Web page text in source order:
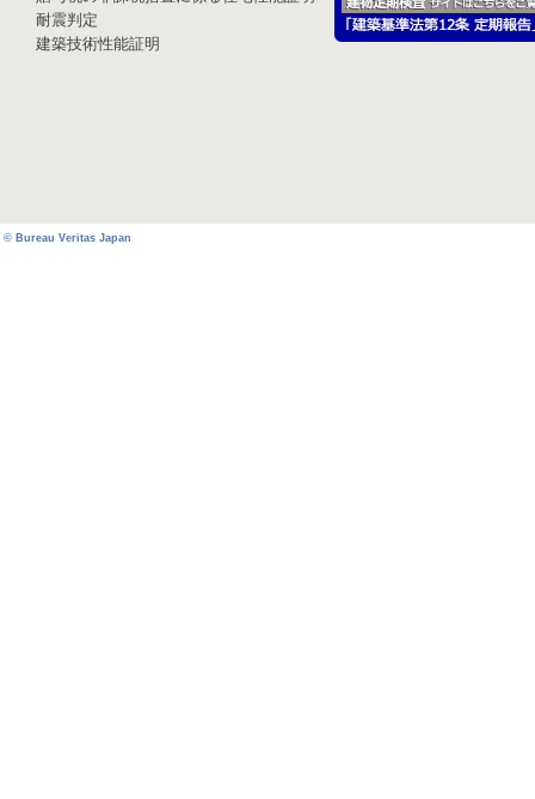
耐震判定
建築技術性能証明
© Bureau Veritas Japan